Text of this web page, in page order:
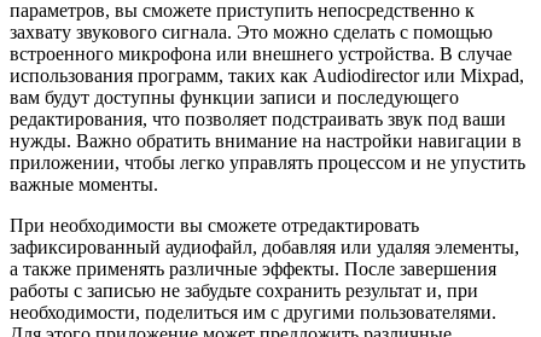
параметров, вы сможете приступить непосредственно к
захвату звукового сигнала. Это можно сделать с помощью
встроенного микрофона или внешнего устройства. В случае
использования программ, таких как Audiodirector или Mixpad,
вам будут доступны функции записи и последующего
редактирования, что позволяет подстраивать звук под ваши
нужды. Важно обратить внимание на настройки навигации в
приложении, чтобы легко управлять процессом и не упустить
важные моменты.
При необходимости вы сможете отредактировать
зафиксированный аудиофайл, добавляя или удаляя элементы,
а также применять различные эффекты. После завершения
работы с записью не забудьте сохранить результат и, при
необходимости, поделиться им с другими пользователями.